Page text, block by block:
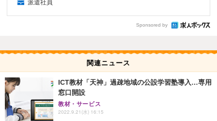
派遣社員
Sponsored by
関連ニュース
ICT教材「天神」過疎地域の公設学習塾導入…専用
窓口開設
教材・サービス
2022.9.21(水) 16:15